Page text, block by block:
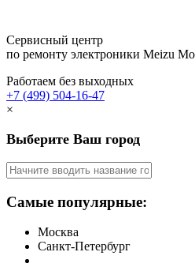
Сервисный центр
по ремонту электроники Meizu
Работаем без выходных
+7 (499) 504-16-47
×
Выберите Ваш город
Самые популярные:
Москва
Санкт-Петербург